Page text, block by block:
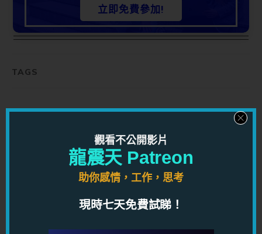
立即免費參加!
TAGS
你可能會喜歡...
觀看不公開影片
龍震天 Patreon
助你感情，工作，思考
現時七天免費試睇！